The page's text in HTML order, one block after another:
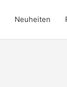
Neuheiten